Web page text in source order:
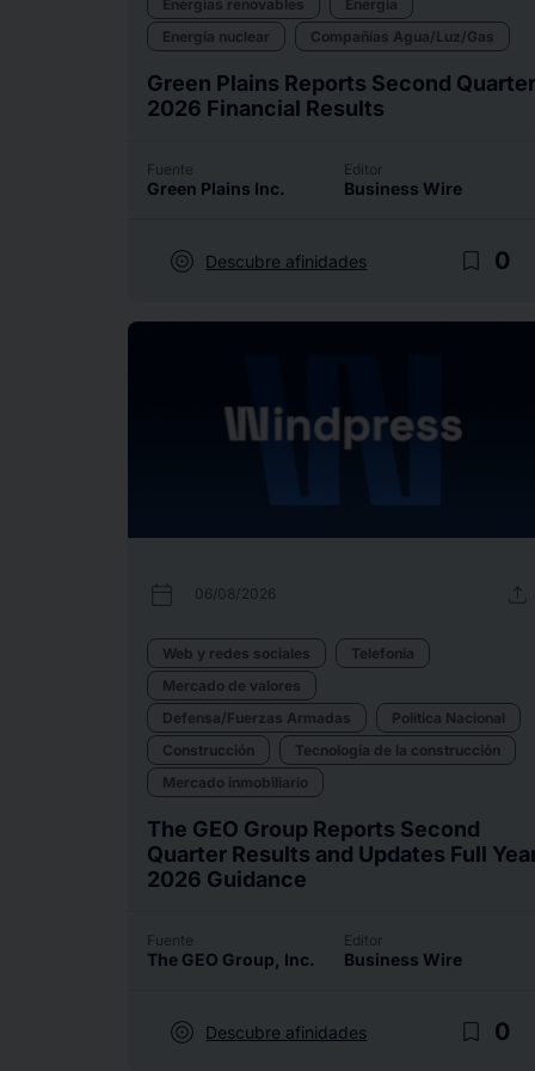
Energias renovables
Energía
Energía nuclear
Compañías Agua/Luz/Gas
Green Plains Reports Second Quarter
2026 Financial Results
Fuente
Green Plains Inc.
Editor
Business Wire
target Descubre afinidades bookmark_border 0
calendar_today 06/08/2026 upload
Web y redes sociales
Telefonía
Mercado de valores
Defensa/Fuerzas Armadas
Política Nacional
Construcción
Tecnología de la construcción
Mercado inmobiliario
The GEO Group Reports Second
Quarter Results and Updates Full
2026 Guidance
Fuente
The GEO Group, Inc.
Editor
Business Wire
target Descubre afinidades bookmark_border 0